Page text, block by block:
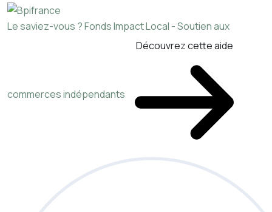
Le saviez-vous ?Fonds Impact Local - Soutien aux
commerces indépendants
Découvrez cette aide